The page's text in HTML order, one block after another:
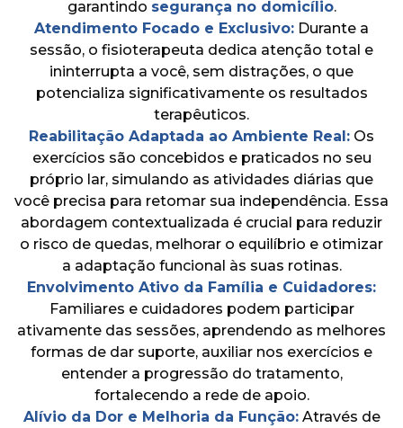
garantindo segurança no domicílio.
Atendimento Focado e Exclusivo: Durante a
sessão, o fisioterapeuta dedica atenção total e
ininterrupta a você, sem distrações, o que
potencializa significativamente os resultados
terapêuticos.
Reabilitação Adaptada ao Ambiente Real: Os
exercícios são concebidos e praticados no seu
próprio lar, simulando as atividades diárias que
você precisa para retomar sua independência. Essa
abordagem contextualizada é crucial para reduzir
o risco de quedas, melhorar o equilíbrio e otimizar
a adaptação funcional às suas rotinas.
Envolvimento Ativo da Família e Cuidadores:
Familiares e cuidadores podem participar
ativamente das sessões, aprendendo as melhores
formas de dar suporte, auxiliar nos exercícios e
entender a progressão do tratamento,
fortalecendo a rede de apoio.
Alívio da Dor e Melhoria da Função:Através de